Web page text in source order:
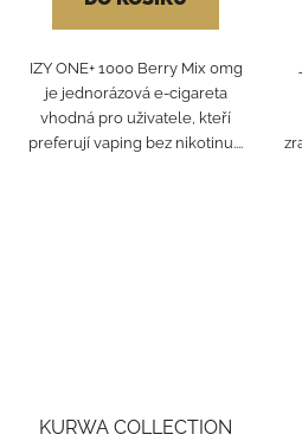
IZY ONE+ 1000 Berry Mix 0mg
je jednorázová e-cigareta
vhodná pro uživatele, kteří
preferují vaping bez nikotinu....
KURWA COLLECTION